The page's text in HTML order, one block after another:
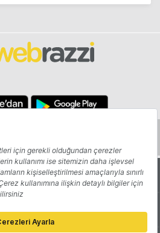
Yazarlar
Reklam